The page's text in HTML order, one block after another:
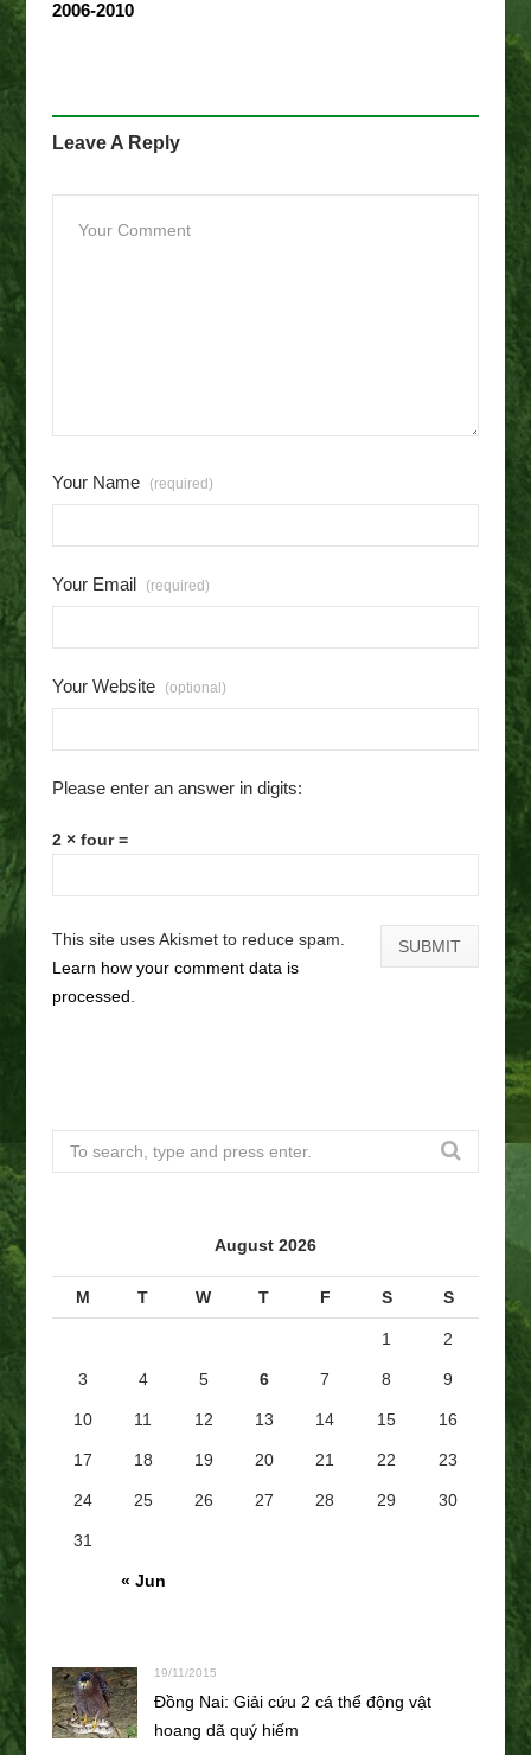
2006-2010
Leave A Reply
Your Name (required)
Your Email (required)
Your Website (optional)
Please enter an answer in digits:
2 × four =
This site uses Akismet to reduce spam.
Learn how your comment data is
processed.
e
f
August 2026
M T W T F S S
« Jun
1 2
3 4 5 6 7 8 9
10 11 12 13 14 15 16
17 18 19 20 21 22 23
24 25 26 27 28 29 30
31
19/11/2015
Đồng Nai: Giải cứu 2 cá thể động vật
hoang dã quý hiếm